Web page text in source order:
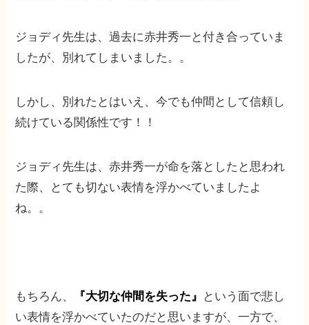
ジョディ先生は、過去に赤井秀一と付き合っていま
したが、別れてしまいました。。
しかし、別れたとはいえ、今でも仲間として信頼し
続けている関係性です！！
ジョディ先生は、赤井秀一が命を落としたと思われ
た際、とても切ない表情を浮かべていましたよ
ね。。
もちろん、 『大切な仲間を失った』
という面で悲し
い表情を浮かべていたのだと思いますが、一方で、